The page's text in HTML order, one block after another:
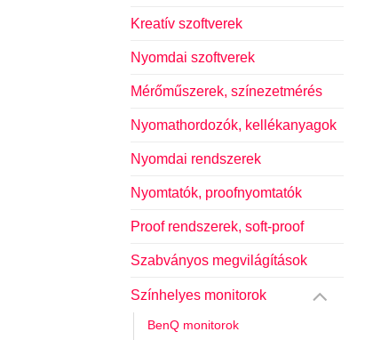
Kreatív szoftverek
Nyomdai szoftverek
Mérőműszerek, színezetmérés
Nyomathordozók, kellékanyagok
Nyomdai rendszerek
Nyomtatók, proofnyomtatók
Proof rendszerek, soft-proof
Szabványos megvilágítások
Színhelyes monitorok
BenQ monitorok